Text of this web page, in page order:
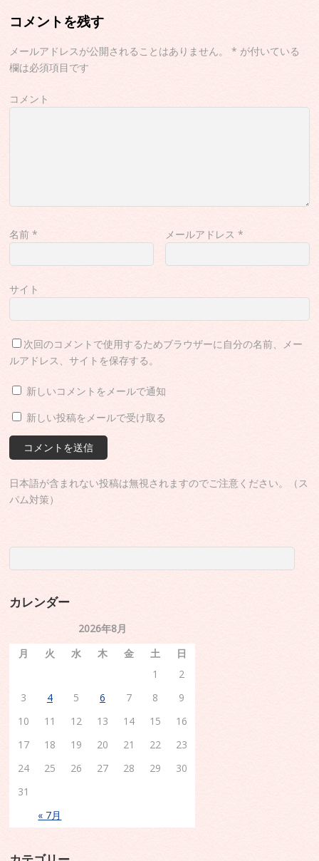
コメントを残す
メールアドレスが公開されることはありません。 * が付いている
欄は必須項目です
コメント
名前* メールアドレス*
サイト
次回のコメントで使用するためブラウザーに自分の名前、メー
ルアドレス、サイトを保存する。
新しいコメントをメールで通知
新しい投稿をメールで受け取る
日本語が含まれない投稿は無視されますのでご注意ください。（ス
パム対策）
カレンダー
2026年8月
月
火 水 木 金 土 日
« 7月
1
2
3
4 5 6 7 8
9
10
11 12 13 14 15
16
17
18 19 20 21 22
23
24
25 26 27 28 29
30
31